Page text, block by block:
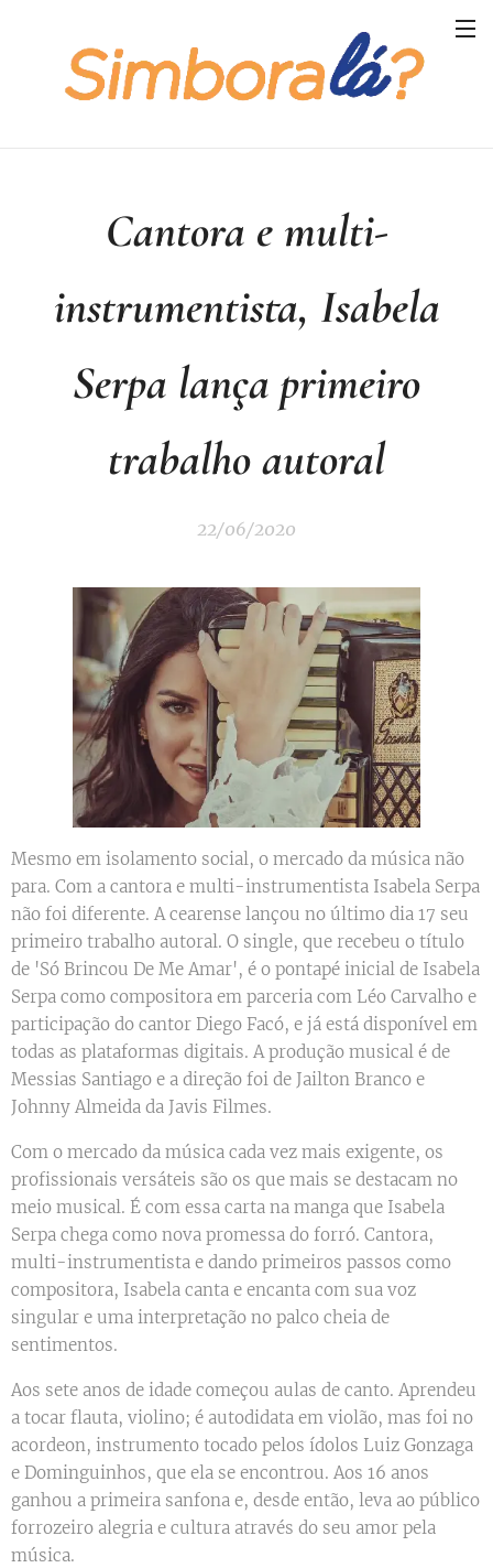
Cantora e multi-
instrumentista, Isabela
Serpa lança primeiro
trabalho autoral
22/06/2020
Mesmo em isolamento social, o mercado da música não
para. Com a cantora e multi-instrumentista Isabela Serpa
não foi diferente. A cearense lançou no último dia 17 seu
primeiro trabalho autoral. O single, que recebeu o título
de 'Só Brincou De Me Amar', é o pontapé inicial de Isabela
Serpa como compositora em parceria com Léo Carvalho e
participação do cantor Diego Facó, e já está disponível em
todas as plataformas digitais. A produção musical é de
Messias Santiago e a direção foi de Jailton Branco e
Johnny Almeida da Javis Filmes.
Com o mercado da música cada vez mais exigente, os
profissionais versáteis são os que mais se destacam no
meio musical. É com essa carta na manga que Isabela
Serpa chega como nova promessa do forró. Cantora,
multi-instrumentista e dando primeiros passos como
compositora, Isabela canta e encanta com sua voz
singular e uma interpretação no palco cheia de
sentimentos.
Aos sete anos de idade começou aulas de canto. Aprendeu
a tocar flauta, violino; é autodidata em violão, mas foi no
acordeon, instrumento tocado pelos ídolos Luiz Gonzaga
e Dominguinhos, que ela se encontrou. Aos 16 anos
ganhou a primeira sanfona e, desde então, leva ao público
forrozeiro alegria e cultura através do seu amor pela
música.